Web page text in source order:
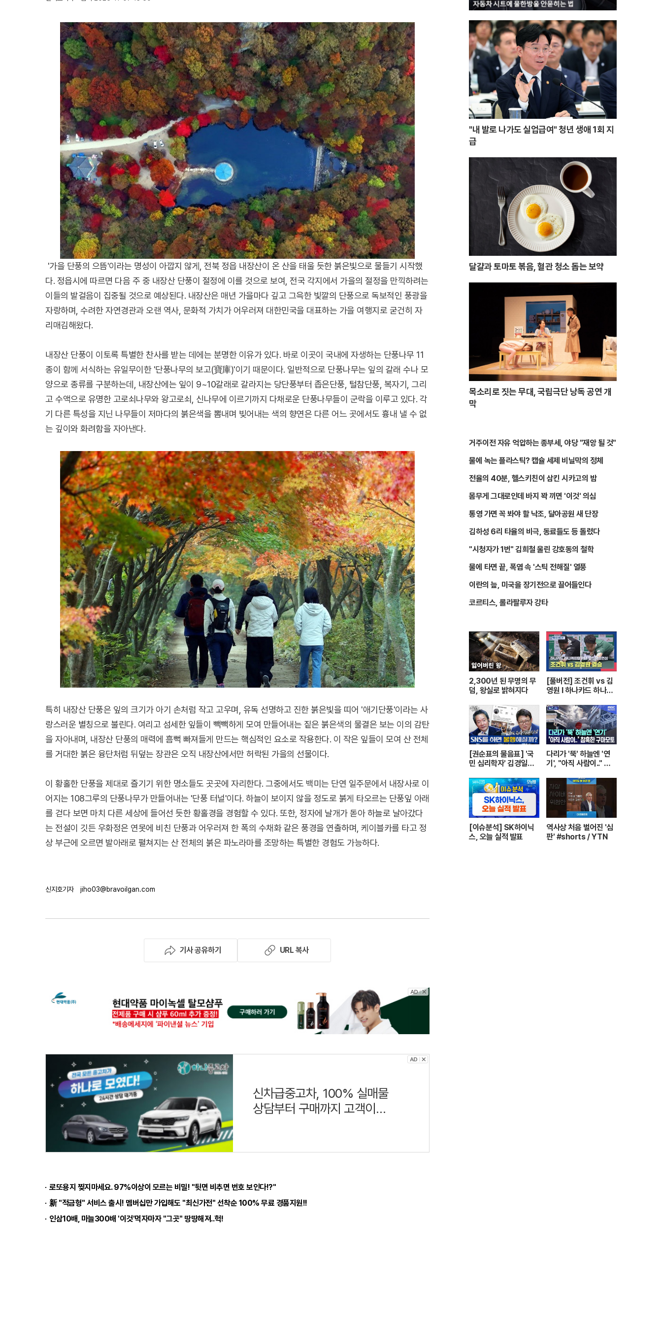
'가을 단풍의 으뜸'이라는 명성이 아깝지 않게, 전북 정읍 내장산이 온 산을 태울 듯한 붉은빛으로 물들기 시작했
다. 정읍시에 따르면 다음 주 중 내장산 단풍이 절정에 이를 것으로 보여, 전국 각지에서 가을의 절정을 만끽하려는
이들의 발걸음이 집중될 것으로 예상된다. 내장산은 매년 가을마다 깊고 그윽한 빛깔의 단풍으로 독보적인 풍광을
자랑하며, 수려한 자연경관과 오랜 역사, 문화적 가치가 어우러져 대한민국을 대표하는 가을 여행지로 굳건히 자
리매김해왔다.
내장산 단풍이 이토록 특별한 찬사를 받는 데에는 분명한 이유가 있다. 바로 이곳이 국내에 자생하는 단풍나무 11
종이 함께 서식하는 유일무이한 '단풍나무의 보고(寶庫)'이기 때문이다. 일반적으로 단풍나무는 잎의 갈래 수나 모
양으로 종류를 구분하는데, 내장산에는 잎이 9~10갈래로 갈라지는 당단풍부터 좁은단풍, 털참단풍, 복자기, 그리
고 수액으로 유명한 고로쇠나무와 왕고로쇠, 신나무에 이르기까지 다채로운 단풍나무들이 군락을 이루고 있다. 각
기 다른 특성을 지닌 나무들이 저마다의 붉은색을 뽐내며 빚어내는 색의 향연은 다른 어느 곳에서도 흉내 낼 수 없
는 깊이와 화려함을 자아낸다.
특히 내장산 단풍은 잎의 크기가 아기 손처럼 작고 고우며, 유독 선명하고 진한 붉은빛을 띠어 '애기단풍'이라는 사
랑스러운 별칭으로 불린다. 여리고 섬세한 잎들이 빽빽하게 모여 만들어내는 짙은 붉은색의 물결은 보는 이의 감탄
을 자아내며, 내장산 단풍의 매력에 흠뻑 빠져들게 만드는 핵심적인 요소로 작용한다. 이 작은 잎들이 모여 산 전체
를 거대한 붉은 융단처럼 뒤덮는 장관은 오직 내장산에서만 허락된 가을의 선물이다.
이 황홀한 단풍을 제대로 즐기기 위한 명소들도 곳곳에 자리한다. 그중에서도 백미는 단연 일주문에서 내장사로 이
어지는 108그루의 단풍나무가 만들어내는 '단풍 터널'이다. 하늘이 보이지 않을 정도로 붉게 타오르는 단풍잎 아래
를 걷다 보면 마치 다른 세상에 들어선 듯한 황홀경을 경험할 수 있다. 또한, 정자에 날개가 돋아 하늘로 날아갔다
는 전설이 깃든 우화정은 연못에 비친 단풍과 어우러져 한 폭의 수채화 같은 풍경을 연출하며, 케이블카를 타고 정
상 부근에 오르면 발아래로 펼쳐지는 산 전체의 붉은 파노라마를 조망하는 특별한 경험도 가능하다.
신지호기자 jiho03@bravoilgan.com
기사 공유하기 URL 복사
신차급중고차, 100% 실매물
상담부터 구매까지 고객이
로또용지 찢지마세요. 97%이상이 모르는 비밀! "뒷면 비추면 번호 보인다!?"
新 "적금형" 서비스 출시! 멤버십만 가입해도 "최신가전" 선착순 100% 무료 경품지원!!
인삼10배, 마늘300배 '이것'먹자마자 "그곳" 땅땅해져..헉!
"내 발로 나가도 실업급여" 청년 생애 1회 지
급
달걀과 토마토 볶음, 혈관 청소 돕는 보약
목소리로 짓는 무대, 국립극단 낭독 공연 개
막
거주이전 자유 억압하는 종부세, 야당 "재앙 될 것"
물에 녹는 플라스틱? 캡슐 세제 비닐막의 정체
전율의 40분, 헬스키친이 삼킨 시카고의 밤
몸무게 그대로인데 바지 꽉 끼면 '이것' 의심
통영 가면 꼭 봐야 할 낙조, 달아공원 새 단장
김하성 6리 타율의 비극, 동료들도 등 돌렸다
"시청자가 1번" 김희철 울린 강호동의 철학
물에 타면 끝, 폭염 속 '스틱 전해질' 열풍
이란의 늪, 미국을 장기전으로 끌어들인다
코르티스, 롤라팔루자 강타
2,300년 된 무명의 무
덤, 왕실로 밝혀지다
[풀버전] 조건휘 vs 김
영원 I 하나카드 하나캐
십 결승 I 2026.03.15
방송
[권순표의 물음표] '국
민 심리학자' 김경일에
맡겼다
다리가 '뚝' 하늘엔 '연
기', "아직 사람이.." 참
p/MBC뉴스]
[이슈분석] SK하이닉
스, 오늘 실적 발표
역사상 처음 벌어진 '심
판' #shorts / YTN